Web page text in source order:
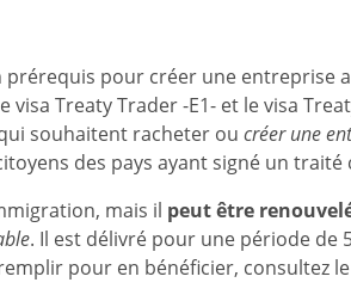
prérequis pour créer une entreprise
visa Treaty Trader -E1- et le visa
souhaitent racheter ou créer une
des pays ayant signé un
mais il peut être
. Il est délivré pour une période de
pour en bénéficier, consultez le